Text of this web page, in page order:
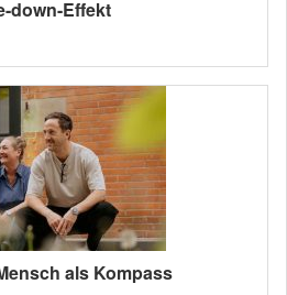
down-Effekt
als Kompass